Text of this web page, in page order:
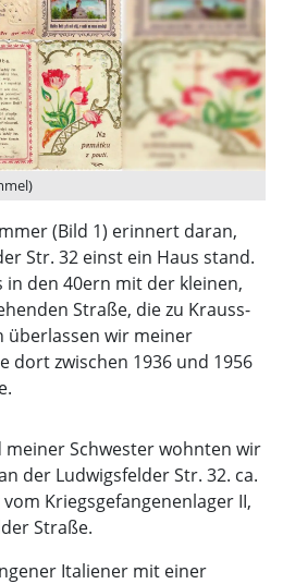
(Bild 1) erinnert daran,
Str. 32 einst ein Haus stand.
in den 40ern mit der kleinen,
Straße, die zu Krauss-
überlassen wir meiner
dort zwischen 1936 und 1956
meiner Schwester wohnten wir
der Ludwigsfelder Str. 32. ca.
Kriegsgefangenenlager II,
Straße.
Italiener mit einer